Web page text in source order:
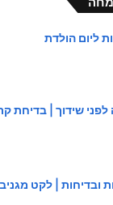
ליום הולדת
לפני שידוך | בדיחת
ובדיחות | לקט